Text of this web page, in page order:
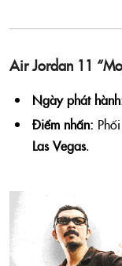
Air Jordan 11
Ngày phát
Điểm nhấn: Phối
Las Vegas.